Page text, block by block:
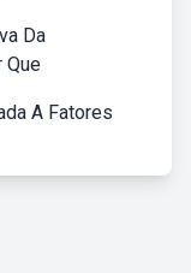
Da
Que
A Fatores